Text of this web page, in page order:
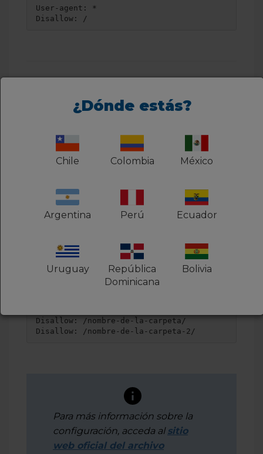
User-agent : *
Disallow : /
Cómo bloquear acceso de
directorios específicos
rastreen partes de su sitio web,
permitiéndoles rastrear otras secciones.
motores de búsqueda y robots que no
rastreen la carpeta cgi-bin y otras carpetas
del sitio:
Disallow : /nombre -de-la-carpeta /
Disallow : /nombre -de-la-carpeta - 2/
Para más información sobre la
configuración, acceda al sitio
weboficial delarchivo
¿Dónde estás?
Chile Colombia México
Argentina Perú Ecuador
Uruguay
República
Dominicana
Bolivia